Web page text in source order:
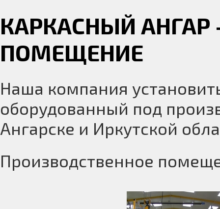
КАРКАСНЫЙ
ПОМЕЩЕНИЕ
Наша компания
оборудованный под
Ангарске и Иркутской
Производственное